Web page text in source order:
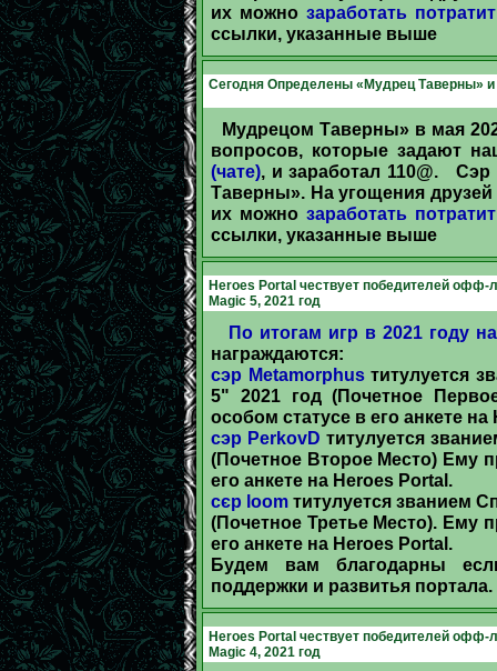
их можнозаработать
ссылки, указанные выше
Сегодня Определены «Мудрец Таверны»
Мудрецом Таверны» в мая
вопросов, которые задают
(чате), и заработал 110@. Сэр
Таверны». На угощения
их можнозаработать
ссылки, указанные выше
Heroes Portal чествует победителей офф-
Magic 5, 2021 год
По итогам игр в 2021 году
награждаются:
сэр Metamorphusтитулуется
5" 2021 год (Почетное
особом статусе в его анкете на
сэр PerkovD титулуется
(Почетное Второе Место) Ему
его анкете на Heroes Portal.
сєр loom титулуется званием
(Почетное Третье Место). Ему
его анкете на Heroes Portal.
Будем вам благодарны
поддержки и развитья
Heroes Portal чествует победителей офф-
Magic 4, 2021 год